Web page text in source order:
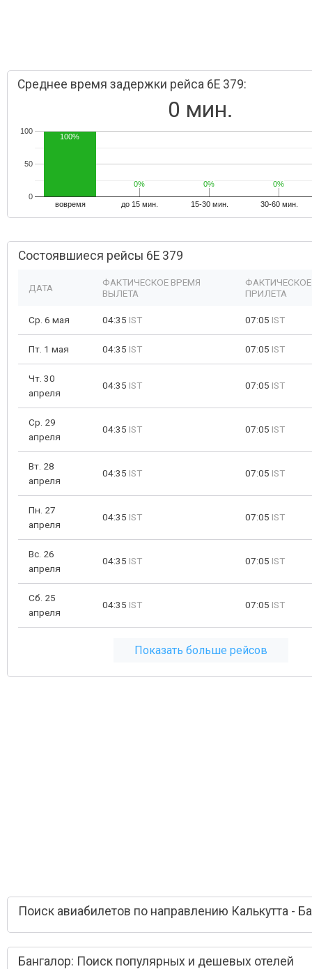
Среднее время задержки рейса 6E 379:
0 мин.
вовремя до 15 мин. 15-30 мин. 30-60 мин.
0
50
100
100%
0%
0% 0%
0% 0%
0%
Состоявшиеся рейсы 6E 379
ДАТА
ФАКТИЧЕСКОЕ ВРЕМЯ
ВЫЛЕТА
ПРИЛЕТА
Ср. 6 мая 04:35 IST 07:05 IST
Пт. 1 мая 04:35 IST 07:05 IST
Чт. 30
апреля
04:35 IST 07:05 IST
Ср. 29
апреля
04:35 IST 07:05 IST
Вт. 28
апреля
04:35 IST 07:05 IST
Пн. 27
апреля
04:35 IST 07:05 IST
Вс. 26
апреля
04:35 IST 07:05 IST
Сб. 25
апреля
04:35 IST 07:05 IST
Показать больше рейсов
Поиск авиабилетов по направлению Калькутта -
Бангалор: Поиск популярных и дешевых отелей